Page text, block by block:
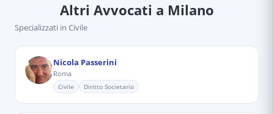
Altri Avvocati a Milano
Specializzati in Civile
Nicola Passerini
Roma
Civile Diritto Societario